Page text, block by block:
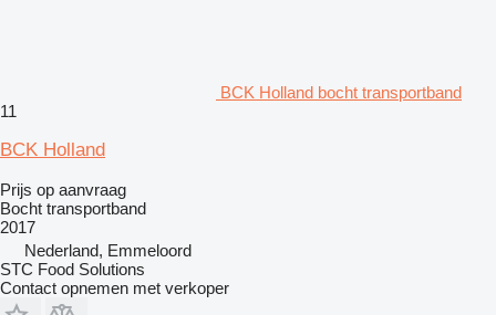
BCK Holland bocht transportband
11
BCK Holland
Prijs op aanvraag
Bocht transportband
2017
Nederland, Emmeloord
STC Food Solutions
Contact opnemen met verkoper